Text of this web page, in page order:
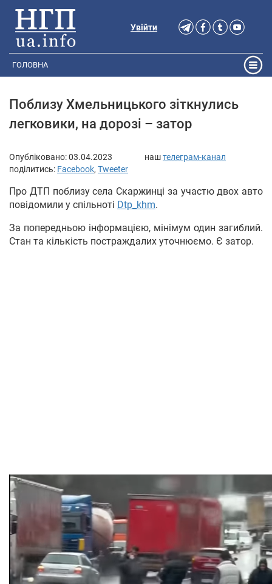
Увійти
ГОЛОВНА
Поблизу Хмельницького зіткнулись
легковики, на дорозі – затор
Опубліковано:03.04.2023 наштелеграм-канал
поділитись: Facebook, Tweeter
Про ДТП поблизу села Скаржинці за участю двох авто
повідомили у спільноті Dtp_khm.
За попередньою інформацією, мінімум один загиблий.
Стан та кількість постраждалих уточнюємо. Є затор.